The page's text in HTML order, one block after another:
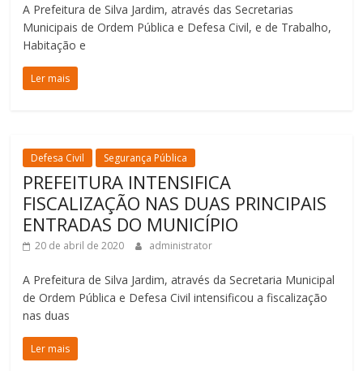
A Prefeitura de Silva Jardim, através das Secretarias
Municipais de Ordem Pública e Defesa Civil, e de Trabalho,
Habitação e
Ler mais
Defesa Civil Segurança Pública
PREFEITURA INTENSIFICA
FISCALIZAÇÃO NAS DUAS PRINCIPAIS
ENTRADAS DO MUNICÍPIO
20 de abril de 2020 administrator
A Prefeitura de Silva Jardim, através da Secretaria Municipal
de Ordem Pública e Defesa Civil intensificou a fiscalização
nas duas
Ler mais